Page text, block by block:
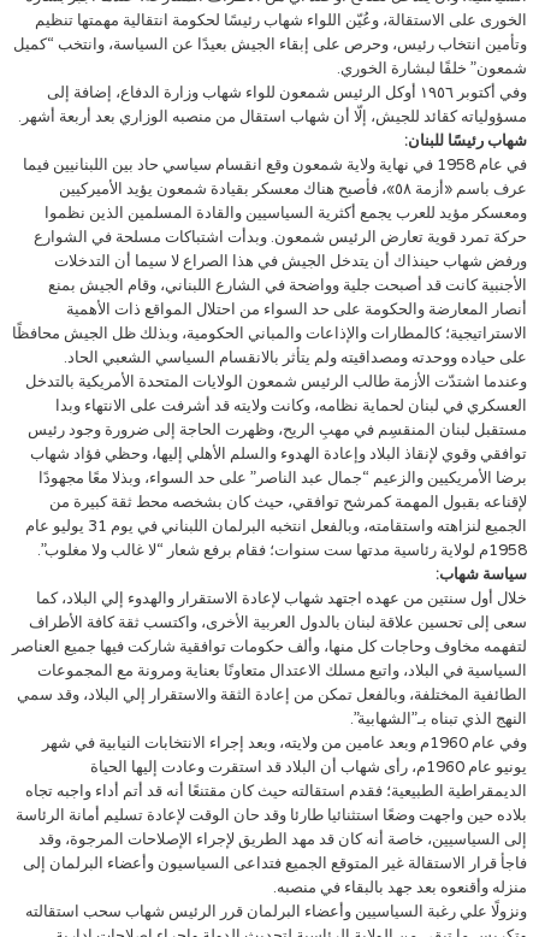
الخورى على الاستقالة، وعُيّن اللواء شهاب رئيسًا لحكومة انتقالية مهمتها تنظيم
وتأمين انتخاب رئيس، وحرص على إبقاء الجيش بعيدًا عن السياسة، وانتخب “كميل
شمعون” خلفًا لبشارة الخوري.
وفي أكتوبر ١٩٥٦ أوكل الرئيس شمعون للواء شهاب وزارة الدفاع، إضافة إلى
مسؤولياته كقائد للجيش، إلّا أن شهاب استقال من منصبه الوزاري بعد أربعة أشهر.
شهاب رئيسًا للبنان:
في عام 1958 في نهاية ولاية شمعون وقع انقسام سياسي حاد بين اللبنانيين فيما
عرف باسم «أزمة ٥٨»، فأصبح هناك معسكر بقيادة شمعون يؤيد الأميركيين
ومعسكر مؤيد للعرب يجمع أكثرية السياسيين والقادة المسلمين الذين نظموا
حركة تمرد قوية تعارض الرئيس شمعون. وبدأت اشتباكات مسلحة في الشوارع
ورفض شهاب حينذاك أن يتدخل الجيش في هذا الصراع لا سيما أن التدخلات
الأجنبية كانت قد أصبحت جلية وواضحة في الشارع اللبناني، وقام الجيش بمنع
أنصار المعارضة والحكومة على حد السواء من احتلال المواقع ذات الأهمية
الاستراتيجية؛ كالمطارات والإذاعات والمباني الحكومية، وبذلك ظل الجيش محافظًا
على حياده ووحدته ومصداقيته ولم يتأثر بالانقسام السياسي الشعبي الحاد.
وعندما اشتدّت الأزمة طالب الرئيس شمعون الولايات المتحدة الأمريكية بالتدخل
العسكري في لبنان لحماية نظامه، وكانت ولايته قد أشرفت على الانتهاء وبدا
مستقبل لبنان المنقسِم في مهبِ الريح، وظهرت الحاجة إلى ضرورة وجود رئيس
توافقي وقوي لإنقاذ البلاد وإعادة الهدوء والسلم الأهلي إليها، وحظي فؤاد شهاب
برضا الأمريكيين والزعيم “جمال عبد الناصر” على حد السواء، وبذلا معًا مجهودًا
لإقناعه بقبول المهمة كمرشح توافقي، حيث كان بشخصه محط ثقة كبيرة من
الجميع لنزاهته واستقامته، وبالفعل انتخبه البرلمان اللبناني في يوم 31 يوليو عام
1958م لولاية رئاسية مدتها ست سنوات؛ فقام برفع شعار “لا غالب ولا مغلوب”.
سياسة شهاب:
خلال أول سنتين من عهده اجتهد شهاب لإعادة الاستقرار والهدوء إلي البلاد، كما
سعى إلى تحسين علاقة لبنان بالدول العربية الأخرى، واكتسب ثقة كافة الأطراف
لتفهمه مخاوف وحاجات كل منها، وألف حكومات توافقية شاركت فيها جميع العناصر
السياسية في البلاد، واتبع مسلك الاعتدال متعاونًا بعناية ومرونة مع المجموعات
الطائفية المختلفة، وبالفعل تمكن من إعادة الثقة والاستقرار إلي البلاد، وقد سمي
النهج الذي تبناه بـ”الشهابية”.
وفي عام 1960م وبعد عامين من ولايته، وبعد إجراء الانتخابات النيابية في شهر
يونيو عام 1960م، رأى شهاب أن البلاد قد استقرت وعادت إليها الحياة
الديمقراطية الطبيعية؛ فقدم استقالته حيث كان مقتنعًا أنه قد أتم أداء واجبه تجاه
بلاده حين واجهت وضعًا استثنائيا طارئا وقد حان الوقت لإعادة تسليم أمانة الرئاسة
إلى السياسيين، خاصة أنه كان قد مهد الطريق لإجراء الإصلاحات المرجوة، وقد
فاجأ قرار الاستقالة غير المتوقع الجميع فتداعى السياسيون وأعضاء البرلمان إلى
منزله وأقنعوه بعد جهد بالبقاء في منصبه.
ونزولًا علي رغبة السياسيين وأعضاء البرلمان قرر الرئيس شهاب سحب استقالته